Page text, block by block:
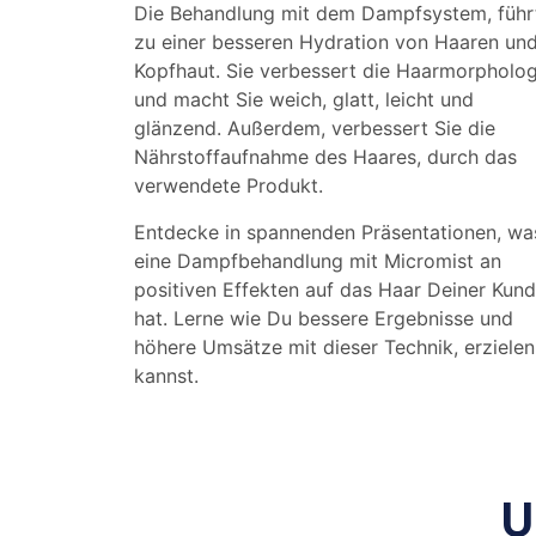
Die Behandlung mit dem Dampfsystem,
zu einer besseren Hydration von Haaren
Kopfhaut. Sie verbessert die
und macht Sie weich, glatt, leicht und
glänzend. Außerdem, verbessert Sie die
Nährstoffaufnahme des Haares, durch das
verwendete Produkt.
Entdecke in spannenden Präsentationen,
eine Dampfbehandlung mit Micromist an
positiven Effekten auf das Haar Deiner
hat. Lerne wie Du bessere Ergebnisse und
höhere Umsätze mit dieser Technik, erzielen
kannst.